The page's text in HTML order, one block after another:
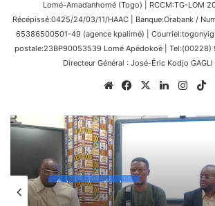
Lomé-Amadanhomé (Togo) | RCCM:TG-LOM
Récépissé:0425/24/03/11/HAAC | Banque:Orabank /
65386500501-49 (agence kpalimé) |
postale:23BP90053539 Lomé Apédokoè | Tel:(00228)
Directeur Général : José-Éric Kodjo GAGLI
WebsiteFacebook
X Linkedin
Échos des Écoles
17 février 2026